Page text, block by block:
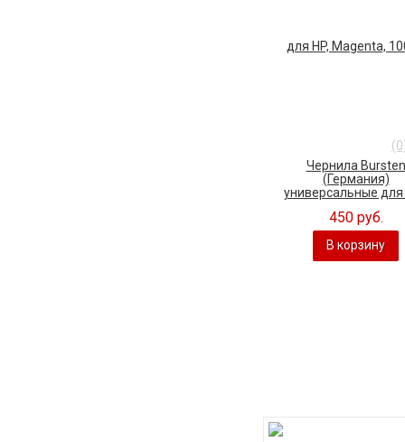
Чернила Bursten
(Германия)
универсальные для
450 руб.
В корзину